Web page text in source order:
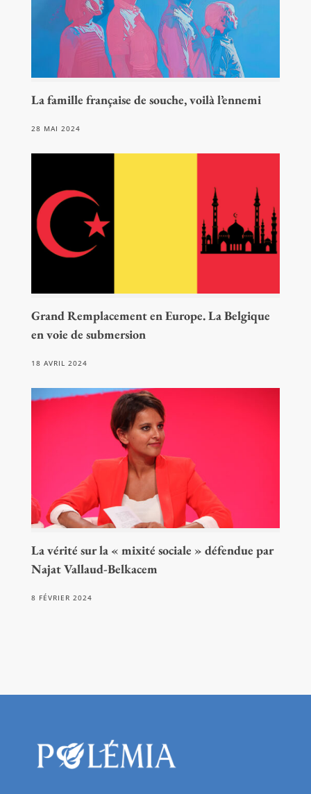
La famille française de souche, voilà l’ennemi
28 MAI 2024
Grand Remplacement en Europe. La Belgique
en voie de submersion
18 AVRIL 2024
La vérité sur la « mixité sociale » défendue par
Najat Vallaud-Belkacem
8 FÉVRIER 2024